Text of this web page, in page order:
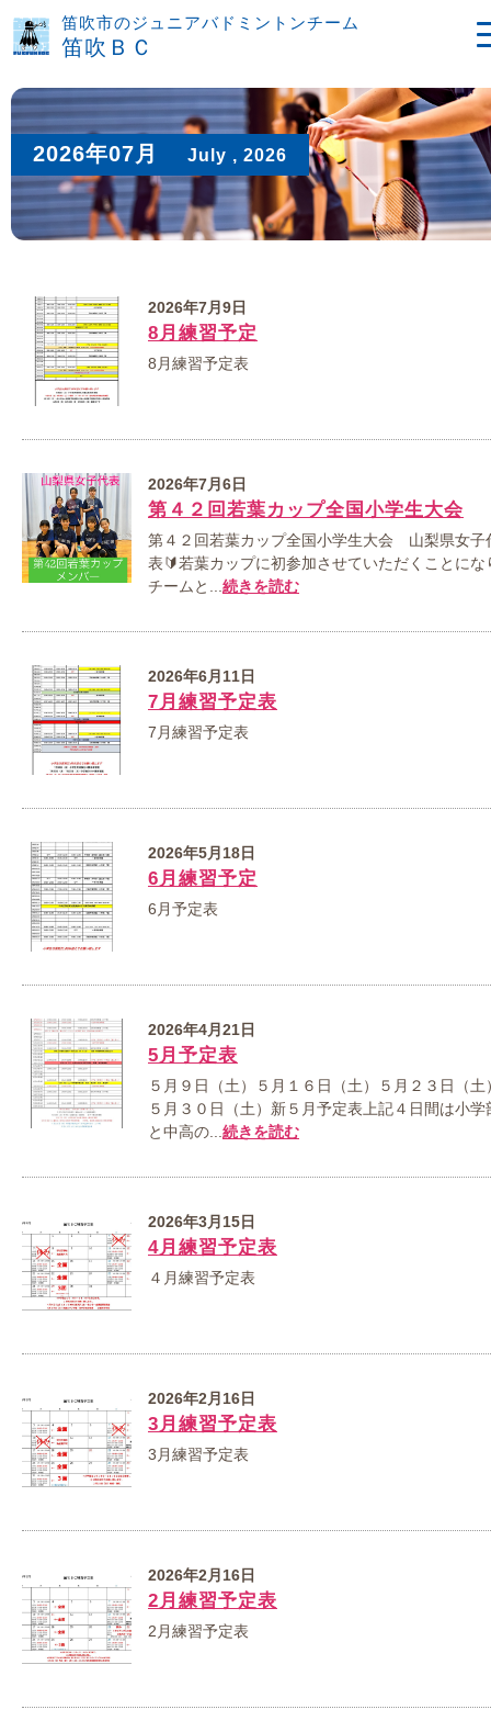
笛吹市のジュニアバドミントンチーム
笛吹ＢＣ
2026年07月 July , 2026
2026年7月9日
8月練習予定
8月練習予定表
2026年7月6日
第４２回若葉カップ全国小学生大会
第４２回若葉カップ全国小学生大会 山梨県女子
表🔰若葉カップに初参加させていただくことにな
チームと... 続きを読む
2026年6月11日
7月練習予定表
7月練習予定表
2026年5月18日
6月練習予定
6月予定表
2026年4月21日
5月予定表
５月９日（土）５月１６日（土）５月２３日（土
５月３０日（土）新５月予定表上記４日間は小学
と中高の... 続きを読む
2026年3月15日
4月練習予定表
４月練習予定表
2026年2月16日
3月練習予定表
3月練習予定表
2026年2月16日
2月練習予定表
2月練習予定表